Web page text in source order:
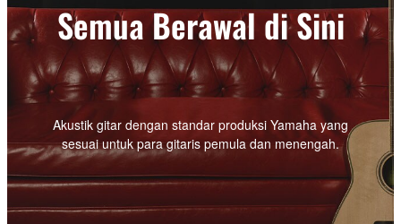
Semua Berawal di Sini
Akustik gitar dengan standar produksi Yamaha yang
sesuai untuk para gitaris pemula dan menengah.